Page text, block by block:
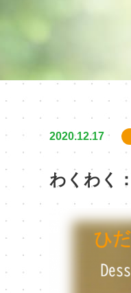
2020.12.17
わくわく：